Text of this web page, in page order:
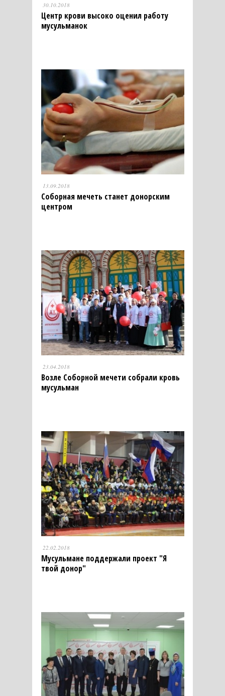
30.10.2018
Центр крови высоко оценил работу
мусульманок
13.09.2018
Соборная мечеть станет донорским
центром
23.04.2018
Возле Соборной мечети собрали кровь
мусульман
22.02.2018
Мусульмане поддержали проект "Я
твой донор"